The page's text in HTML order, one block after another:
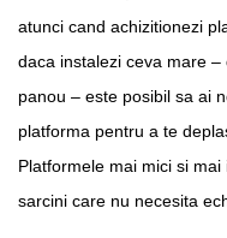
atunci cand achizitionezi
daca instalezi ceva mare
panou – este posibil sa ai
platforma pentru a te
Platformele mai mici si
sarcini care nu necesita